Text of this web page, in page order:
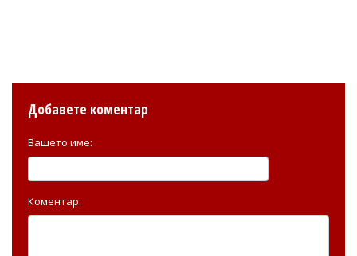
Добавете коментар
Вашето име:
Коментар: